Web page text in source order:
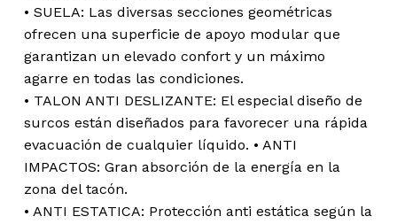
• SUELA: Las diversas secciones geométricas
ofrecen una superficie de apoyo modular que
garantizan un elevado confort y un máximo
agarre en todas las condiciones.
• TALON ANTI DESLIZANTE: El especial diseño de
surcos están diseñados para favorecer una rápida
evacuación de cualquier líquido. • ANTI
IMPACTOS: Gran absorción de la energía en la
zona del tacón.
• ANTI ESTATICA: Protección anti estática según la